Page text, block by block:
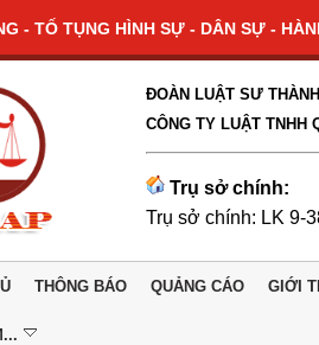
- TỐ TỤNG HÌNH SỰ - DÂN SỰ -
ĐOÀN LUẬT SƯ
CÔNG TY LUẬT TNHH
Trụ sở chính:
Trụ sở chính: LK 9-
THÔNG BÁO QUẢNG CÁO GIỚI